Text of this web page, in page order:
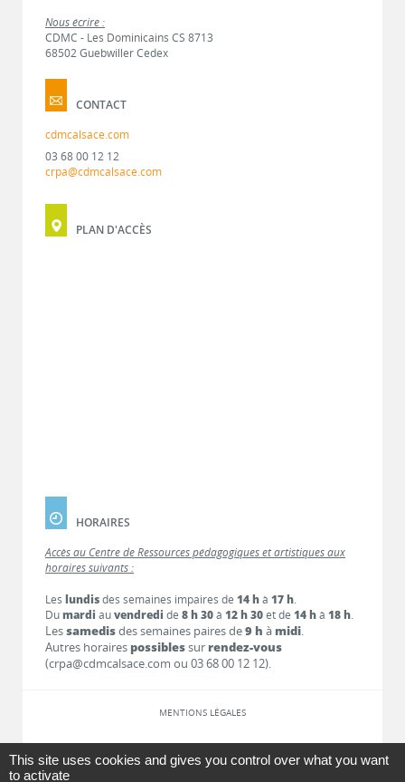
Nous écrire :
CDMC - Les Dominicains CS 8713
68502 Guebwiller Cedex
CONTACT
cdmcalsace.com
03 68 00 12 12
crpa@cdmcalsace.com
PLAN D'ACCÈS
HORAIRES
Accès au Centre de Ressources pédagogiques et artistiques aux
horaires suivants :
Les lundisdes semaines impaires de 14 hà 17 h.
Dumardi auvendredi de 8 h 30à 12 h 30et de 14 hà 18 h.
Lessamedisdes semaines paires de9 h à midi.
Autres horaires possiblessur rendez-vous
(crpa@cdmcalsace.com ou 03 68 00 12 12).
MENTIONS LÉGALES
LIENS
This site uses cookies and gives you control over what you want
to activate